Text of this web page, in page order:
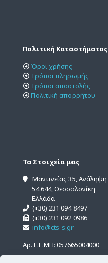
Πολιτική Καταστήματος
Όροι χρήσης
Τρόποι πληρωμής
Τρόποι αποστολής
Πολιτική απορρήτου
Τα Στοιχεία μας
Μαντινείας 35, Ανάληψη
54 644, Θεσσαλονίκη
Ελλάδα
(+30) 231 094 8497
(+30) 231 092 0986
info@cts-s.gr
Αρ. Γ.Ε.ΜΗ: 057665004000